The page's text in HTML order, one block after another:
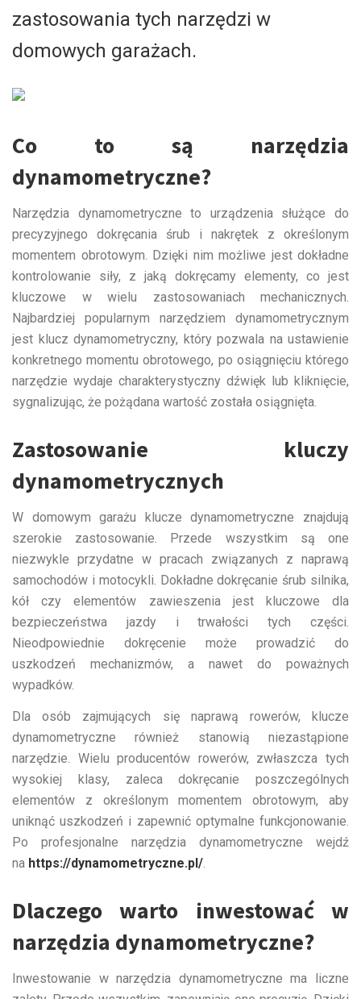
zastosowania tych narzędzi w
domowych garażach.
Co to są narzędzia
dynamometryczne?
Narzędzia dynamometryczne to urządzenia służące do
precyzyjnego dokręcania śrub i nakrętek z określonym
momentem obrotowym. Dzięki nim możliwe jest dokładne
kontrolowanie siły, z jaką dokręcamy elementy, co jest
kluczowe w wielu zastosowaniach mechanicznych.
Najbardziej popularnym narzędziem dynamometrycznym
jest klucz dynamometryczny, który pozwala na ustawienie
konkretnego momentu obrotowego, po osiągnięciu którego
narzędzie wydaje charakterystyczny dźwięk lub kliknięcie,
sygnalizując, że pożądana wartość została osiągnięta.
Zastosowanie kluczy
dynamometrycznych
W domowym garażu klucze dynamometryczne znajdują
szerokie zastosowanie. Przede wszystkim są one
niezwykle przydatne w pracach związanych z naprawą
samochodów i motocykli. Dokładne dokręcanie śrub silnika,
kół czy elementów zawieszenia jest kluczowe dla
bezpieczeństwa jazdy i trwałości tych części.
Nieodpowiednie dokręcenie może prowadzić do
uszkodzeń mechanizmów, a nawet do poważnych
wypadków.
Dla osób zajmujących się naprawą rowerów, klucze
dynamometryczne również stanowią niezastąpione
narzędzie. Wielu producentów rowerów, zwłaszcza tych
wysokiej klasy, zaleca dokręcanie poszczególnych
elementów z określonym momentem obrotowym, aby
uniknąć uszkodzeń i zapewnić optymalne funkcjonowanie.
Po profesjonalne narzędzia dynamometryczne wejdź
na https://dynamometryczne.pl/
Dlaczego warto inwestować w
narzędzia dynamometryczne?
Inwestowanie w narzędzia dynamometryczne ma liczne